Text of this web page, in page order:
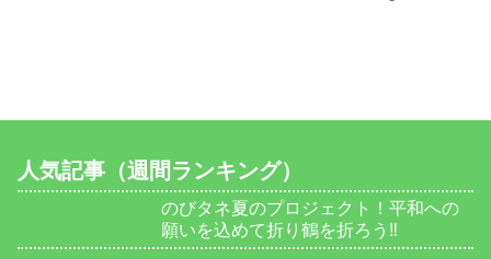
人気記事（週間ランキング）
のびタネ夏のプロジェクト！平和への
願いを込めて折り鶴を折ろう‼️